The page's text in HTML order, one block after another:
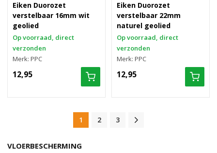
Eiken Duorozet
verstelbaar 16mm wit
geolied
Op voorraad, direct
verzonden
Merk: PPC
12,95
Eiken Duorozet
verstelbaar 22mm
naturel geolied
Op voorraad, direct
verzonden
Merk: PPC
12,95
1 2 3
VLOERBESCHERMING